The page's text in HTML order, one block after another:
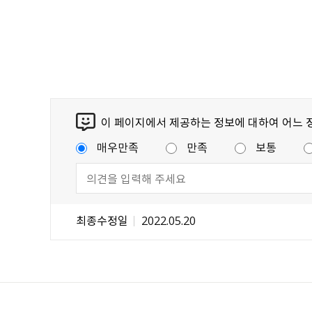
이 페이지에서 제공하는 정보에 대하여 어느
매우만족
만족 보통
최종수정일 2022.05.20